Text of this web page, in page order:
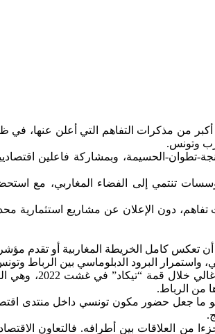
أكبر من مذكرات التفاهم التي أعلن
وتونس.
لجهة طنجة-تطوان-الحسيمة، وبمشاركة
ومؤسسات تنتمي إلى الفضاء المغاربي،
دون الإعلان عن مشاريع استثمارية
تعكس كامل الخريطة المغاربية أو تقدم
البرود الدبلوماسي بين الرباط وتونس
وكانت العلاقات المغربية التونسية قد
من الرباط.
وهو ما جعل حضور مكون تونسي داخل منتدى
من العلاقات بين أطرافه. فالتعاون